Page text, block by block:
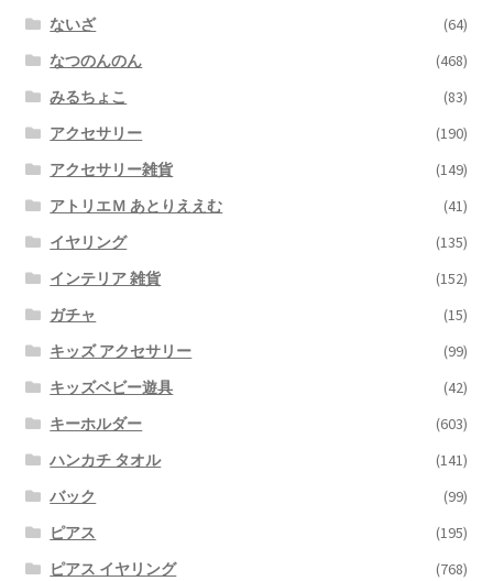
ないざ
(64)
なつのんのん
(468)
みるちょこ
(83)
アクセサリー
(190)
アクセサリー雑貨
(149)
アトリエＭ あとりええむ
(41)
イヤリング
(135)
インテリア 雑貨
(152)
ガチャ
(15)
キッズ アクセサリー
(99)
キッズベビー遊具
(42)
キーホルダー
(603)
ハンカチ タオル
(141)
バック
(99)
ピアス
(195)
ピアス イヤリング
(768)